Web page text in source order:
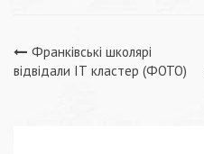
Навігація
Франківські школярі
відвідали ІТ кластер (ФОТО)